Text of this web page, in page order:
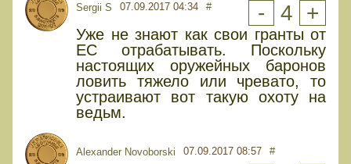
Sergii S 07.09.2017 04:34 # - 4 +
Уже не знают как свои гранты от
ЕС отрабатывать. Поскольку
настоящих оружейных баронов
ловить тяжело или чревато, то
устраивают вот такую охоту на
ведьм.
Alexander Novoborski 07.09.2017 08:57 #